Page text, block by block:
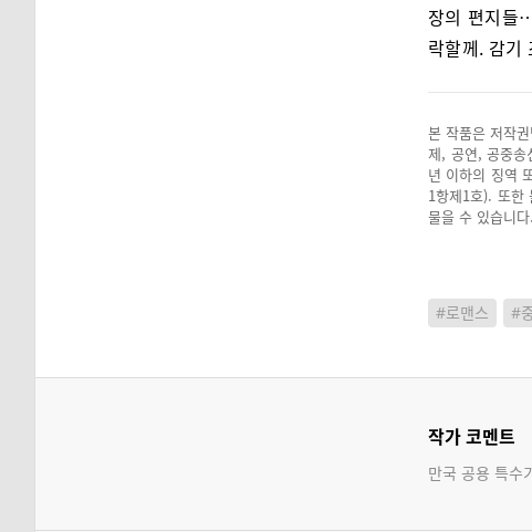
장의 편지들
락할께. 감기
본 작품은 저작
제, 공연, 공중송
년 이하의 징역
1항제1호). 또한
물을 수 있습니다.
#로맨스 #
작가 코멘트
만국 공용 특수